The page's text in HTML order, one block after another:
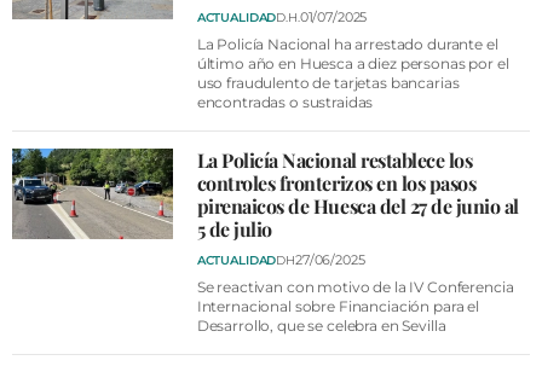
ACTUALIDADD.H. 01/07/2025
La Policía Nacional ha arrestado durante el
último año en Huesca a diez personas por el
uso fraudulento de tarjetas bancarias
encontradas o sustraidas
La Policía Nacional restablece los
controles fronterizos en los pasos
pirenaicos de Huesca del 27 de junio al
5 de julio
ACTUALIDADDH27/06/2025
Se reactivan con motivo de la IV Conferencia
Internacional sobre Financiación para el
Desarrollo, que se celebra en Sevilla